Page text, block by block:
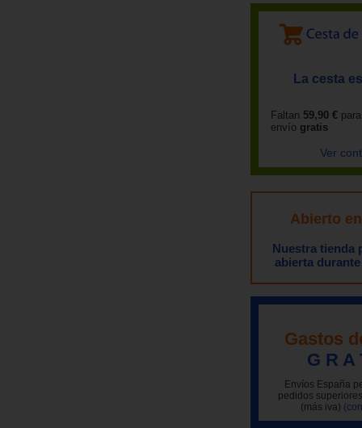
La cesta
Faltan 59,90 €
envío gratis
Ver
Abierto
Nuestra tienda
abierta
Gastos
G R A
Envíos España
pedidos
(más iva)